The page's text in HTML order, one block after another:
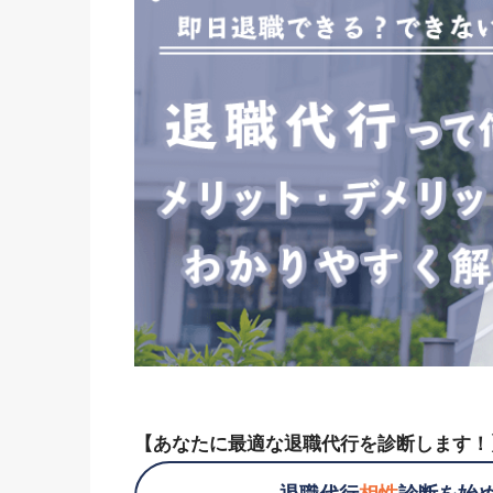
【あなたに最適な退職代行を診断します